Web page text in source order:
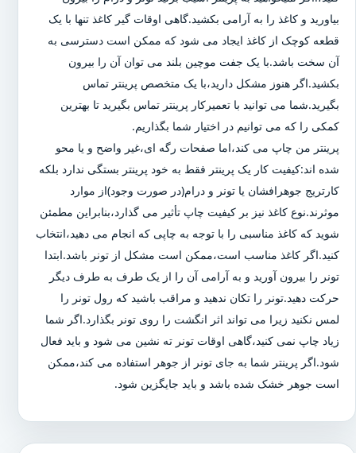
بیاورید و کاغذ را به آرامی بکشید.گاهی اوقات گیر کاغذ تنها با یک
قطعه کوچک از کاغذ ایجاد می شود که ممکن است دسترسی به
آن سخت باشد.با یک جفت موچین بلند می توان آن را بیرون
بکشید.اگر هنوز مشکل دارید،با یک متخصص پرینتر تماس
بگیرید.شما می توانید با تعمیرکار پرینتر تماس بگیرید تا بهترین
کمکی را که می توانیم در اختیار شما بگذاریم.
پرینتر من چاپ می کند،اما صفحات رگه ای،غیر واضح و یا محو
شده اند:کیفیت کار یک پرینتر فقط به خود پرینتر بستگی ندارد بلکه
کارتریج جوهرافشان یا تونر و درام(در صورت وجود)از موارد
موثرند.نوع کاغذ نیز بر کیفیت چاپ تأثیر می گذارد،بنابراین مطمئن
شوید که کاغذ مناسبی را با توجه به چاپی که انجام می دهید،انتخاب
کنید.اگر کاغذ مناسب است،ممکن است مشکل از تونر باشد.ابتدا
تونر را بیرون آورید و به آرامی آن را از یک طرف به طرف دیگر
حرکت دهید.تونر را تکان ندهید و مراقب باشید که رول تونر را
لمس نکنید زیرا می تواند اثر انگشت را روی تونر بگذارد.اگر شما
زیاد چاپ نمی کنید،گاهی اوقات تونر ته نشین می شود و باید فعال
شود.اگر پرینتر شما به جای تونر از جوهر استفاده می کند،ممکن
است جوهر خشک شده باشد و باید جایگزین شود.